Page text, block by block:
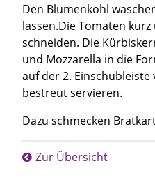
Den Blumenkohl
lassen.Die Tomaten
schneiden. Die
und Mozzarella in die
auf der 2.
bestreut servieren.
Dazu schmecken
Zur Übersicht